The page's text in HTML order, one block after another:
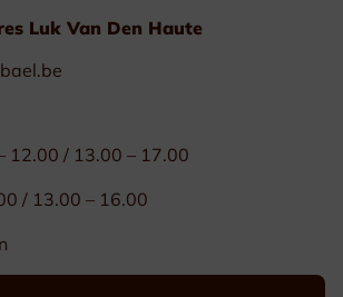
Luk Van Den Haute
12.00 / 13.00 – 17.00
/ 13.00 – 16.00